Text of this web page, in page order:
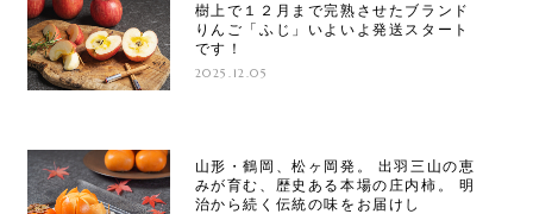
樹上で１２月まで完熟させたブランド
りんご「ふじ」いよいよ発送スタート
です！
2025.12.05
山形・鶴岡、松ヶ岡発。 出羽三山の恵
みが育む、歴史ある本場の庄内柿。 明
治から続く伝統の味をお届けし